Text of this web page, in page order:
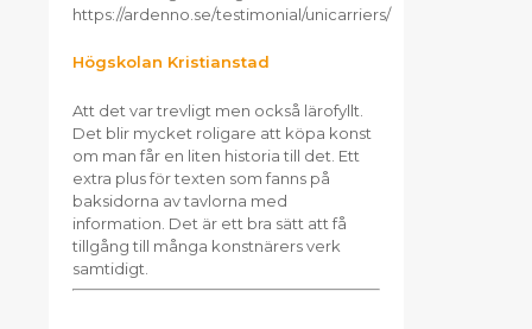
https://ardenno.se/testimonial/unicarriers/
Högskolan Kristianstad
Att det var trevligt men också lärofyllt.
Det blir mycket roligare att köpa konst
om man får en liten historia till det. Ett
extra plus för texten som fanns på
baksidorna av tavlorna med
information. Det är ett bra sätt att få
tillgång till många konstnärers verk
samtidigt.